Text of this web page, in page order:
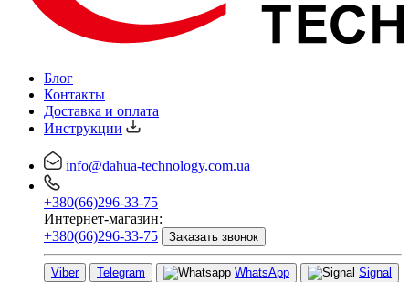
Блог
Контакты
Доставка и оплата
Инструкции
info@dahua-technology.com.ua
+380(66)296-33-75
Интернет-магазин:
+380(66)296-33-75
Заказать звонок
Viber Telegram WhatsApp Signal